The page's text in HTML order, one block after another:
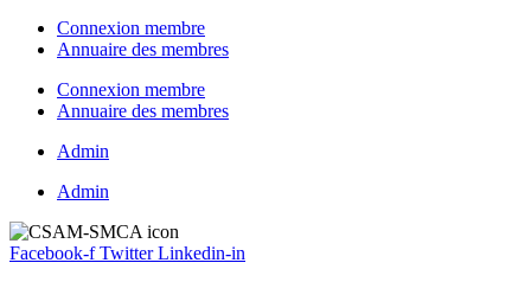
Connexion membre
Annuaire des membres
Connexion membre
Annuaire des membres
Admin
Admin
Facebook-f Twitter Linkedin-in